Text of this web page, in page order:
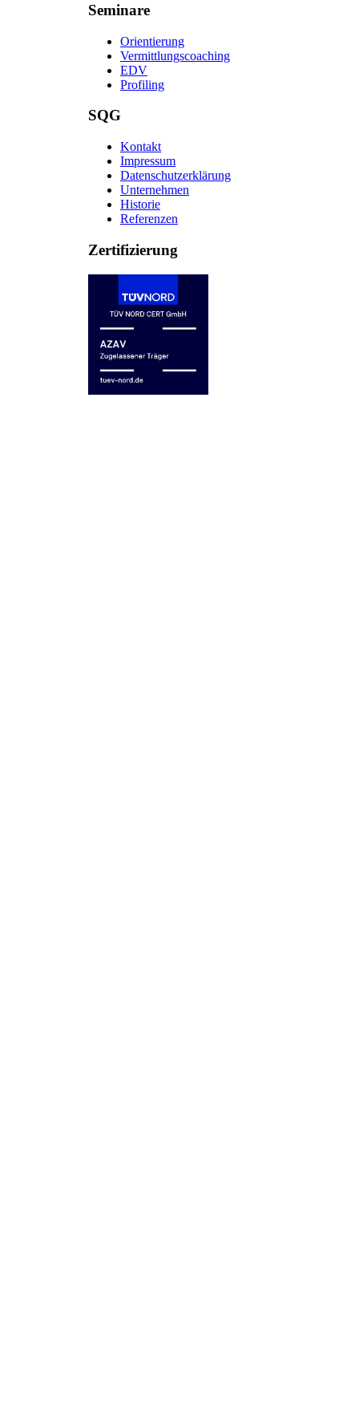
Seminare
Orientierung
Vermittlungscoaching
EDV
Profiling
SQG
Kontakt
Impressum
Datenschutzerklärung
Unternehmen
Historie
Referenzen
Zertifizierung